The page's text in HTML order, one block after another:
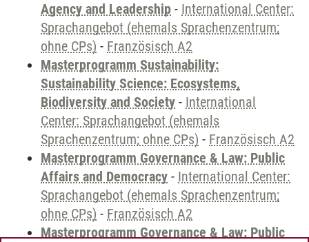
Agency and Leadership - International Center:
Sprachangebot (ehemals Sprachenzentrum;
ohne CPs) - Französisch A2
Masterprogramm Sustainability:
Sustainability Science: Ecosystems,
Biodiversity and Society - International
Center: Sprachangebot (ehemals
Sprachenzentrum; ohne CPs) - Französisch A2
Masterprogramm Governance & Law: Public
Affairs and Democracy - International Center:
Sprachangebot (ehemals Sprachenzentrum;
ohne CPs) - Französisch A2
Masterprogramm Governance & Law: Public